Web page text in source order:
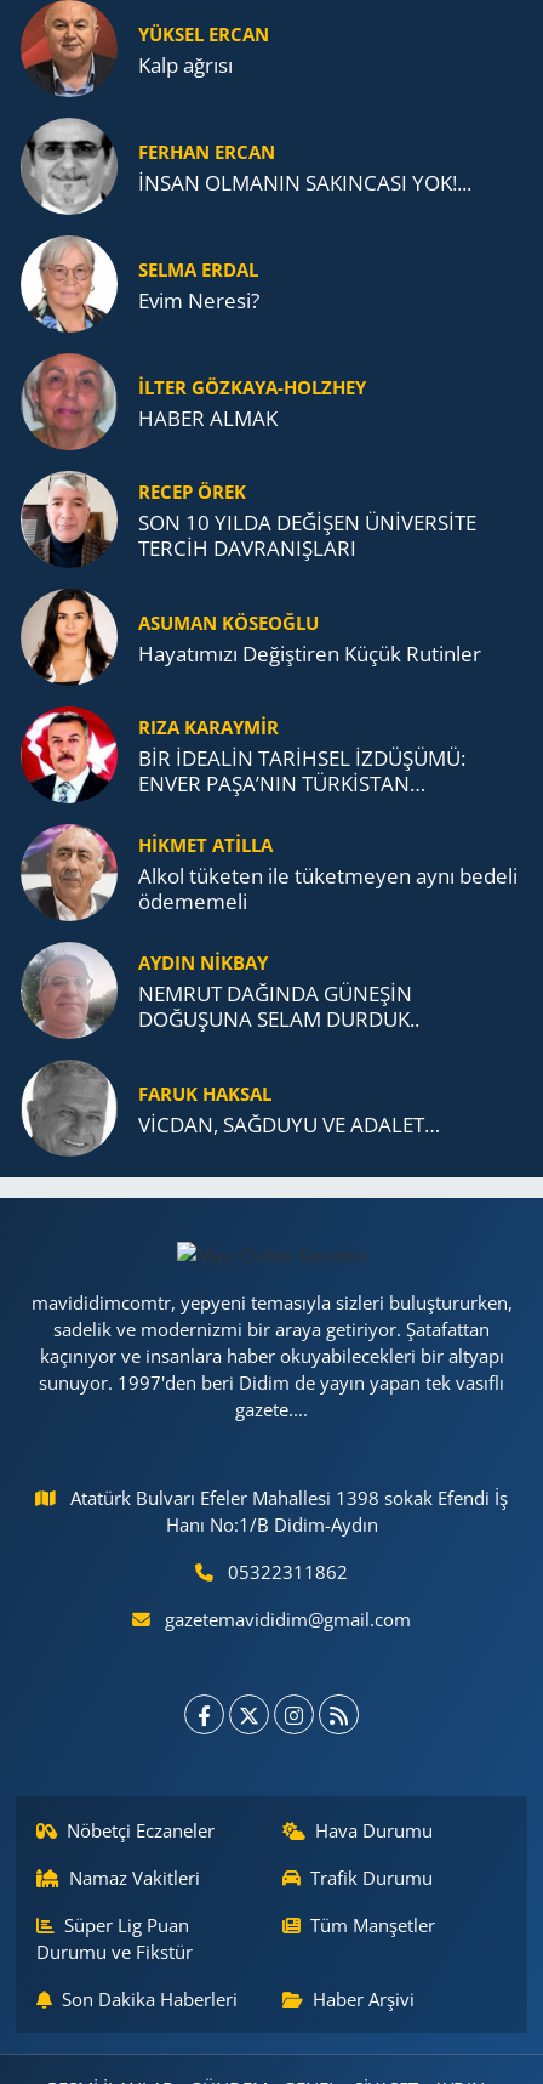
YÜKSEL ERCAN
Kalp ağrısı
FERHAN ERCAN
İNSAN OLMANIN SAKINCASI YOK!...
SELMA ERDAL
Evim Neresi?
İLTER GÖZKAYA-HOLZHEY
HABER ALMAK
RECEP ÖREK
SON 10 YILDA DEĞİŞEN ÜNİVERSİTE
TERCİH DAVRANIŞLARI
ASUMAN KÖSEOĞLU
Ha­ya­tı­mı­zı De­ğiş­ti­ren Küçük Ru­tin­ler
RIZA KARAYMIR
BİR İDEALİN TARİHSEL İZDÜŞÜMÜ:
ENVER PAŞA’NIN TÜRKİSTAN
TEŞKİLATI’NA UZANAN MİRASI
HİKMET ATİLLA
Alkol tü­ke­ten ile tü­ket­me­yen aynı be­de­li
öde­me­me­li
AYDIN NİKBAY
NEMRUT DAĞINDA GÜNEŞİN
DOĞUŞUNA SELAM DURDUK..
FARUK HAKSAL
VİCDAN, SAĞ­DU­YU VE ADA­LET…
mavididimcomtr, yepyeni temasıyla sizleri buluştururken,
sadelik ve modernizmi bir araya getiriyor. Şatafattan
kaçınıyor ve insanlara haber okuyabilecekleri bir altyapı
sunuyor. 1997'den beri Didim de yayın yapan tek vasıflı
gazete....
Atatürk Bulvarı Efeler Mahallesi 1398 sokak Efendi İş
Hanı No:1/B Didim-Aydın
05322311862
gazetemavididim@gmail.com
Nöbetçi Eczaneler
Hava Durumu
Namaz Vakitleri
Trafik Durumu
Süper Lig Puan
Durumu ve Fikstür
Tüm Manşetler
Son Dakika Haberleri Haber Arşivi